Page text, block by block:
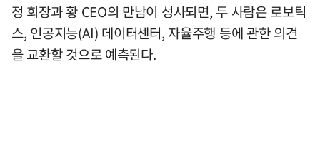
정 회장과 황 CEO의 만남이 성사되면, 두 사람은 로보틱
스, 인공지능(AI) 데이터센터, 자율주행 등에 관한 의견
을 교환할 것으로 예측된다.